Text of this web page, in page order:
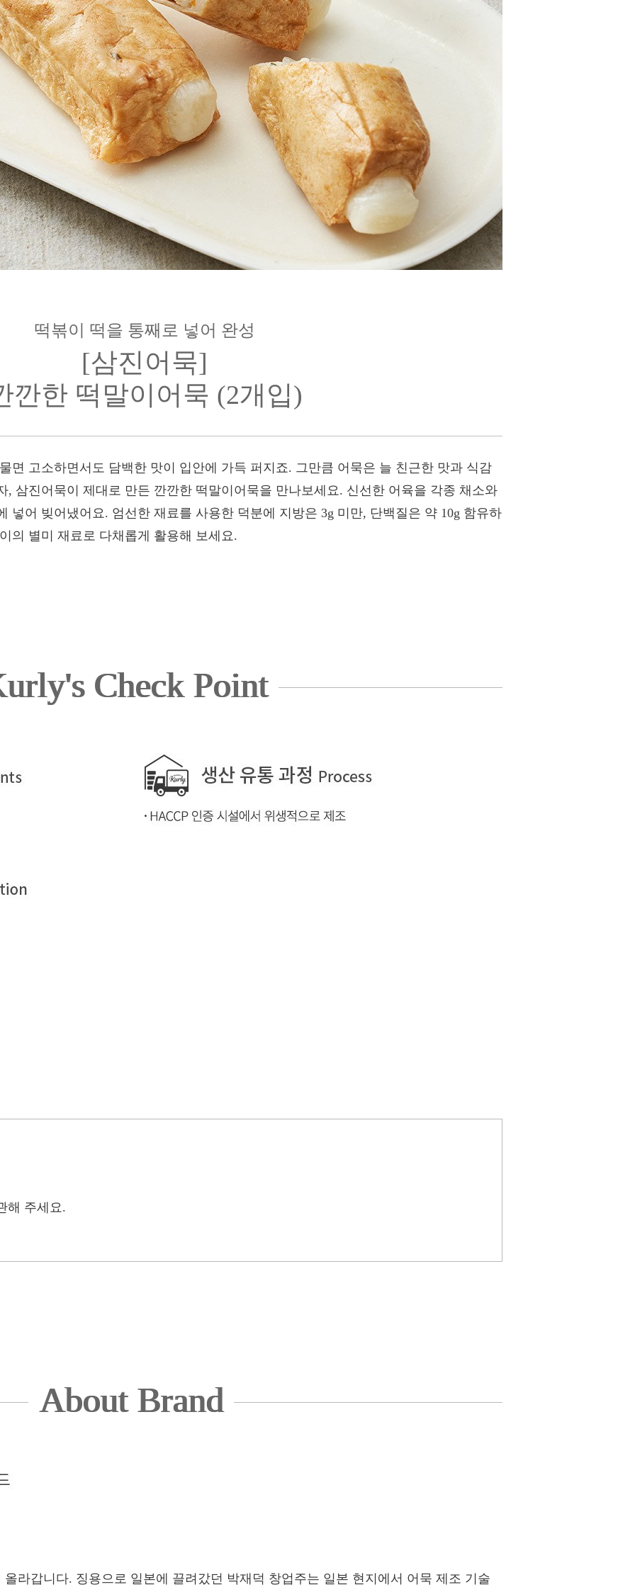
떡볶이 떡을 통째로 넣어 완성
[삼진어묵]
깐한 떡말이어묵 (2개입)
면 고소하면서도 담백한 맛이 입안에 가득 퍼지죠. 그만큼 어묵은 늘 친근한 맛과 식감
, 삼진어묵이 제대로 만든 깐깐한 떡말이어묵을 만나보세요. 신선한 어육을 각종 채소와
넣어 빚어냈어요. 엄선한 재료를 사용한 덕분에 지방은 3g 미만, 단백질은 약 10g 함유하
의 별미 재료로 다채롭게 활용해 보세요.
Check Point
해 주세요.
About Brand
라갑니다. 징용으로 일본에 끌려갔던 박재덕 창업주는 일본 현지에서 어묵 제조 기술